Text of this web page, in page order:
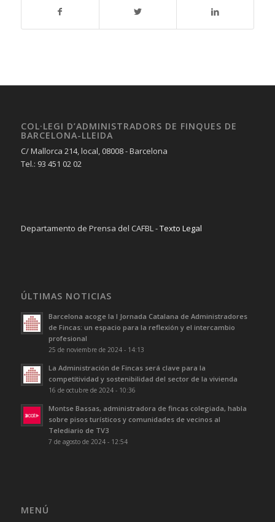
COL·LEGI D’ADMINISTRADORS DE FINQUES DE
BARCELONA-LLEIDA
C/ Mallorca 214, local, 08008 - Barcelona
Tel.: 93 451 02 02
Departamento de Prensa del CAFBL -Texto Legal
ÚLTIMAS NOTICIAS
Barcelona acoge la I Jornada Catalana de Administradores
de Fincas: un espacio para la reflexión y el intercambio
profesional
25 de noviembre de 2024 - 14:13
La Administración de Fincas será clave para la
competitividad y sostenibilidad del sector de la vivienda
16 de octubre de 2024 - 10:36
Montse Bassas, administradora de fincas colegiada, habla
sobre pisos turísticos y comunidades de vecinos al
Telediario de TV3
7 de agosto de 2024 - 12:54
MENÚ